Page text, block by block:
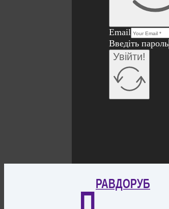
Email
Введіть пароль
Увійти!
РАВДОРУБ